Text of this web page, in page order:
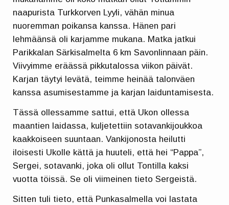
naapurista Turkkorven Lyyli, vähän minua
nuoremman poikansa kanssa. Hänen pari
lehmäänsä oli karjamme mukana. Matka jatkui
Parikkalan Särkisalmelta 6 km Savonlinnaan päin.
Viivyimme eräässä pikkutalossa viikon päivät.
Karjan täytyi levätä, teimme heinää talonväen
kanssa asumisestamme ja karjan laiduntamisesta.
Tässä ollessamme sattui, että Ukon ollessa
maantien laidassa, kuljetettiin sotavankijoukkoa
kaakkoiseen suuntaan. Vankijonosta heilutti
iloisesti Ukolle kättä ja huuteli, että hei “Pappa”,
Sergei, sotavanki, joka oli ollut Tontilla kaksi
vuotta töissä. Se oli viimeinen tieto Sergeistä.
Sitten tuli tieto, että Punkasalmella voi lastata